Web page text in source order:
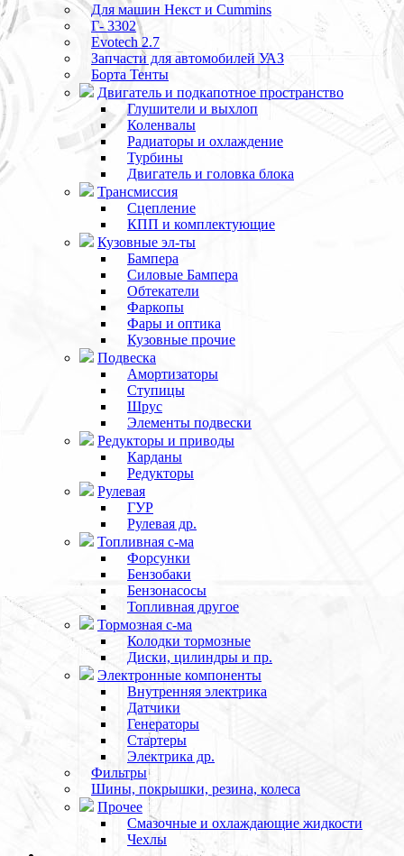
Для машин Некст и Cummins
Г- 3302
Evotech 2.7
Запчасти для автомобилей УАЗ
Борта Тенты
Двигатель и подкапотное пространство
Глушители и выхлоп
Коленвалы
Радиаторы и охлаждение
Турбины
Двигатель и головка блока
Трансмиссия
Сцепление
КПП и комплектующие
Кузовные эл-ты
Бампера
Силовые Бампера
Обтекатели
Фаркопы
Фары и оптика
Кузовные прочие
Подвеска
Амортизаторы
Ступицы
Шрус
Элементы подвески
Редукторы и приводы
Карданы
Редукторы
Рулевая
ГУР
Рулевая др.
Топливная с-ма
Форсунки
Бензобаки
Бензонасосы
Топливная другое
Тормозная с-ма
Колодки тормозные
Диски, цилиндры и пр.
Электронные компоненты
Внутренняя электрика
Датчики
Генераторы
Стартеры
Электрика др.
Фильтры
Шины, покрышки, резина, колеса
Прочее
Смазочные и охлаждающие жидкости
Чехлы